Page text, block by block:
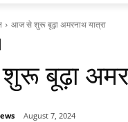
आज से शुरू बूढ़ा अमरनाथ यात्रा
बूढ़ा
August 7, 2024